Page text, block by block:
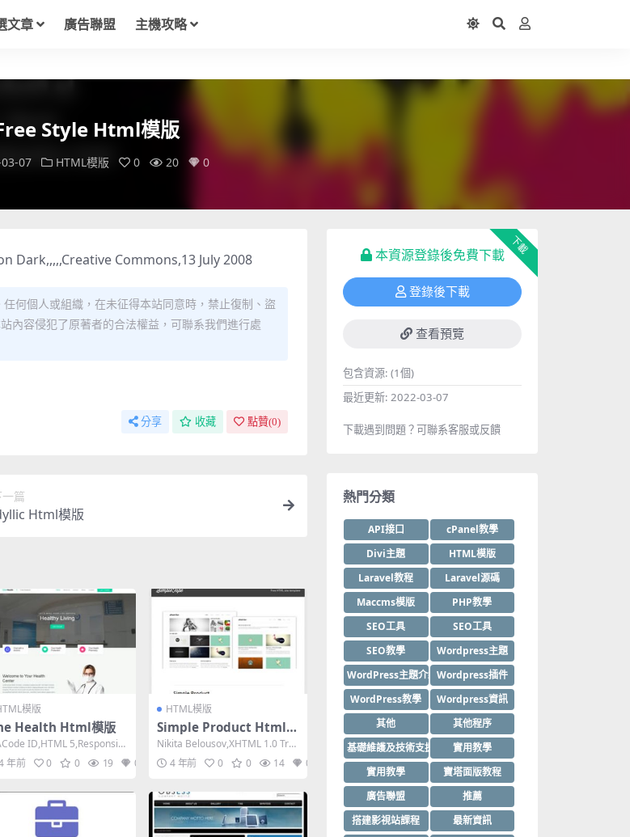
文章 廣告聯盟 主機攻略
Style Html模版
07 HTML模版 0 20 0
Dark,,,,,Creative Commons,13 July 2008
何個人或組織，在未征得本站同意時，禁止復制、盜
內容侵犯了原著者的合法權益，可聯系我們進行處
分享 收藏 點贊(0)
一篇
Html模版
模版
Health Html模版
ID,HTML 5,Responsiv
Columns,D...
年前 0 0 19 0
HTML模版
Simple Product Html模
版
Nikita Belousov,XHTML 1.0 Tra
nsitional,F...
4 年前 0 0 14 0
下載
本資源登錄後免費下載
登錄後下載
查看預覽
包含資源: (1個)
最近更新: 2022-03-07
下載遇到問題？可聯系客服或反饋
熱門分類
API接口
cPanel教學
Divi主題
HTML模版
Laravel教程
Laravel源碼
Maccms模版
PHP教學
SEO工具
SEO工具
SEO教學
Wordpress主題
WordPress主題介紹Wordpress插件
WordPress教學
Wordpress資訊
其他
其他程序
基礎維護及技術支援
實用教學
實用教學
寶塔面版教程
廣告聯盟
推薦
搭建影視站課程
最新資訊